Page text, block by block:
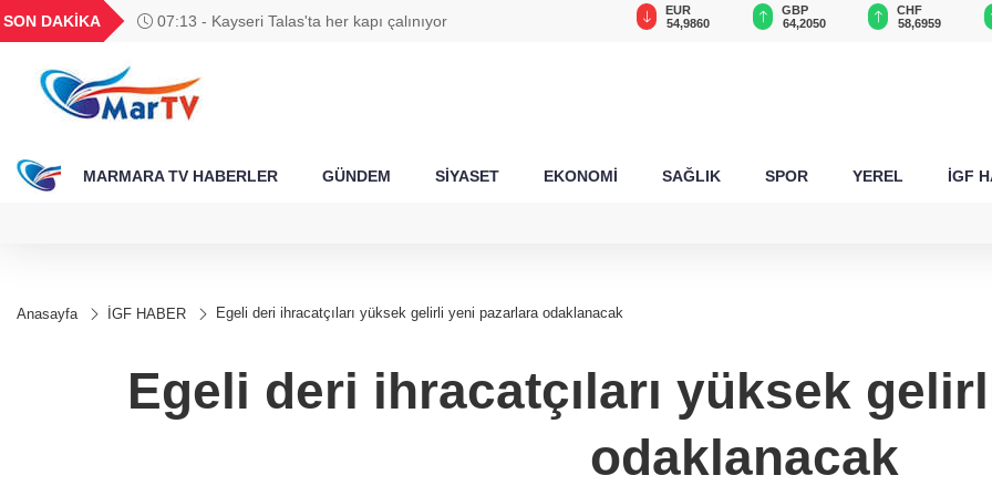
SON DAKİKA 07:13 - Kayseri Talas'ta her kapı çalınıyor
BGN
27,9743
0,0018
6.567,55
13.798,82
EUR
54,9860
GBP
64,2050
CHF
58,6959
MARMARA TV HABERLER GÜNDEM SİYASET EKONOMİ SAĞLIK SPOR YEREL İGF
Anasayfa İGF HABER Egeli deri ihracatçıları yüksek gelirli yeni pazarlara odaklanacak
Egeli deri ihracatçıları yüksek
odaklanacak